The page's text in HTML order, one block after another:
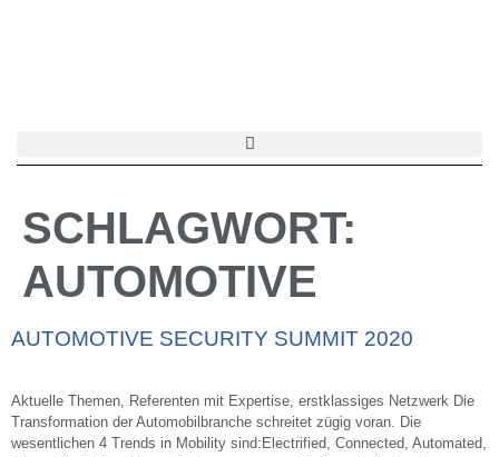
SCHLAGWORT:
AUTOMOTIVE
AUTOMOTIVE SECURITY SUMMIT 2020
Aktuelle Themen, Referenten mit Expertise, erstklassiges Netzwerk Die
Transformation der Automobilbranche schreitet zügig voran. Die
wesentlichen 4 Trends in Mobility sind:Electrified, Connected, Automated,